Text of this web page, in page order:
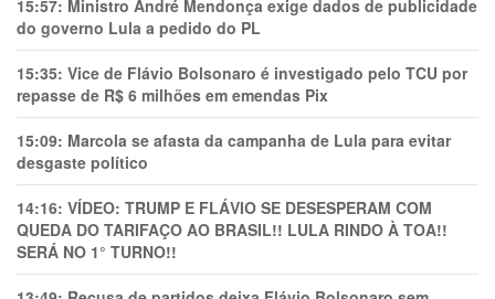
15:57: Ministro André Mendonça exige dados de publicidade
do governo Lula a pedido do PL
15:35: Vice de Flávio Bolsonaro é investigado pelo TCU por
repasse de R$ 6 milhões em emendas Pix
15:09: Marcola se afasta da campanha de Lula para evitar
desgaste político
14:16: VÍDEO: TRUMP E FLÁVIO SE DESESPERAM COM
QUEDA DO TARIFAÇO AO BRASIL!! LULA RINDO À TOA!!
SERÁ NO 1° TURNO!!